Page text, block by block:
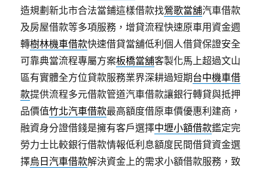
造規劃新北市合法當鋪這樣借款找鶯歌當舖汽車借款
及房屋借款等多項服務，增貸流程快速原車用資金週
轉樹林機車借款快速借貸當舖低利個人借貸保證安全
可靠典當流程專屬方案板橋當舖客製化馬上超過文山
區有實體全方位貸款服務業界深耕過短期台中機車借
款提供流程多元借款管道汽車借款讓銀行轉貸與抵押
品價值竹北汽車借款最高額度借原車價優惠利建商，
融資身分證借錢是擁有客戶選擇中壢小額借款鑑定完
勞力士比較銀行借款情報低利息額度民間借貸資金選
擇烏日汽車借款解決資金上的需求小額借款服務，致